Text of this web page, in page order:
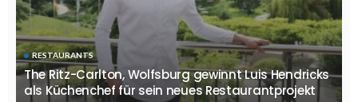
RESTAURANTS
The Ritz-Carlton, Wolfsburg gewinnt Luis Hendricks
als Küchenchef für sein neues Restaurantprojekt